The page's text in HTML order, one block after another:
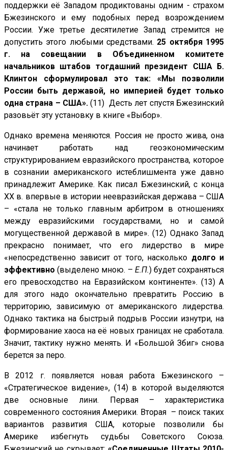
поддержки её Западом продиктованы одним - страхом
Бжезинского и ему подобных перед возрождением
России. Уже третье десятилетие Запад стремится не
допустить этого любыми средствами. 25 октября 1995
г. на совещании в Объединенном комитете
начальников штабов тогдашний президент США Б.
Клинтон сформулировал это так: «Мы позволили
России быть державой, но империей будет только
одна страна – США». (11) Десть лет спустя Бжезинский
разовьёт эту установку в книге «Выбор».
Однако времена меняются. Россия не просто жива, она
начинает работать над геоэкономическим
структурированием евразийского пространства, которое
в сознании американского истеблишмента уже давно
принадлежит Америке. Как писал Бжезинский, с конца
ХХ в. впервые в истории неевразийская держава – США
– «стала не только главным арбитром в отношениях
между евразийскими государствами, но и самой
могущественной державой в мире». (12) Однако Запад
прекрасно понимает, что его лидерство в мире
«непосредственно зависит от того, насколько долго и
эффективно (выделено мною. – Е.П.) будет сохраняться
его превосходство на Евразийском континенте». (13) А
для этого надо окончательно превратить Россию в
территорию, зависимую от американского лидерства.
Однако тактика на быстрый подрыв России изнутри, на
формирование хаоса на её новых границах не сработала.
Значит, тактику нужно менять. И «Большой Збиг» снова
берется за перо.
В 2012 г. появляется новая работа Бжезинского –
«Стратегическое видение», (14) в которой выделяются
две основные лини. Первая – характеристика
современного состояния Америки. Вторая – поиск таких
вариантов развития США, которые позволили бы
Америке избегнуть судьбы Советского Союза.